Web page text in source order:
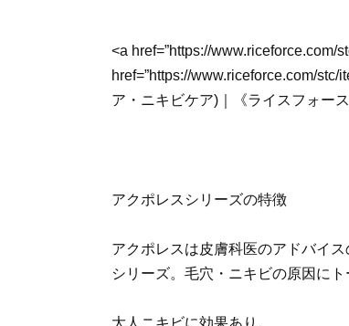
<a href=”https://www.riceforce.com/
href=”https://www.riceforce.com/
ア・ニキビケア)｜《ライスフォー
アクポレスシリーズの特徴
アクポレスは皮膚科医のアドバイ
シリーズ。毛穴・ニキビの原因にト
大人ニキビに効果あり。